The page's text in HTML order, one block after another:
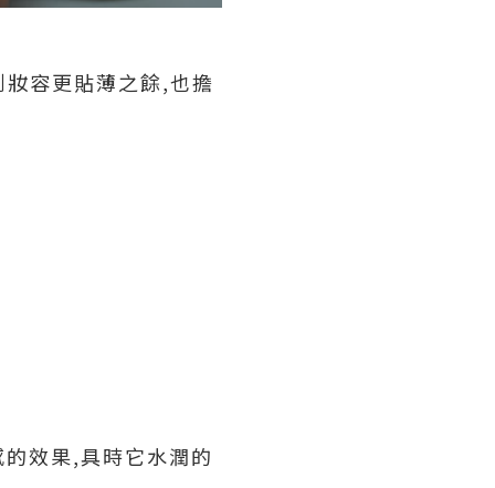
容更貼薄之餘,也擔
效果,具時它水潤的